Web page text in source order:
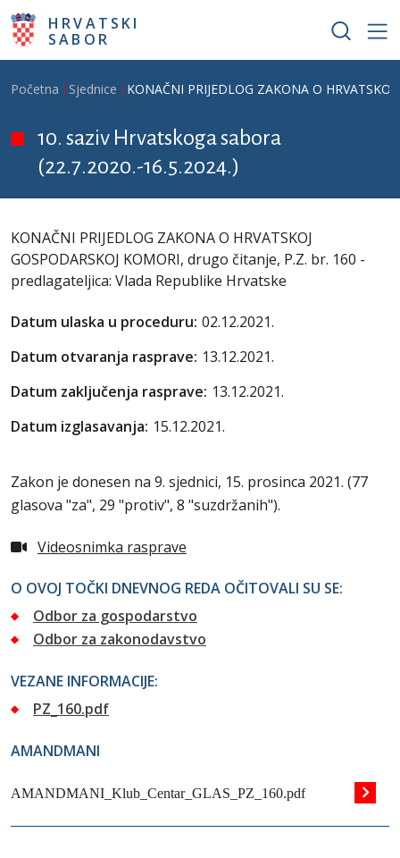
Skoči na glavni sadržaj
HRVATSKI
SABOR
Breadcrumb
Početna Sjednice KONAČNI PRIJEDLOG ZAKONA O
10. saziv Hrvatskoga sabora
(22.7.2020.-16.5.2024.)
KONAČNI PRIJEDLOG ZAKONA O HRVATSKOJ
GOSPODARSKOJ KOMORI, drugo čitanje, P.Z. br. 160 -
predlagateljica: Vlada Republike Hrvatske
Datum ulaska u proceduru: 02.12.2021.
Datum otvaranja rasprave: 13.12.2021.
Datum zaključenja rasprave: 13.12.2021.
Datum izglasavanja: 15.12.2021.
Zakon je donesen na 9. sjednici, 15. prosinca 2021. (77
glasova "za", 29 "protiv", 8 "suzdržanih").
Videosnimka rasprave
O OVOJ TOČKI DNEVNOG REDA OČITOVALI SU SE:
Odbor za gospodarstvo
Odbor za zakonodavstvo
VEZANE INFORMACIJE:
PZ_160.pdf
AMANDMANI
AMANDMANI_Klub_Centar_GLAS_PZ_160.pdf